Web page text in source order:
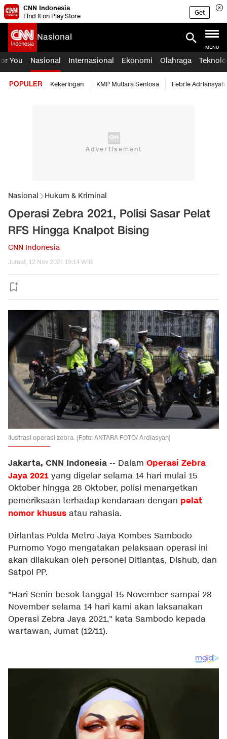
CNN Indonesia
Find it on Play Store
Get
Nasional
MENU
You Nasional Internasional Ekonomi Olahraga
POPULER Kekeringan KMP Mutiara Sentosa Febrie Adriansyah
Nasional Hukum & Kriminal
Operasi Zebra 2021, Polisi Sasar Pelat
RFS Hingga Knalpot Bising
CNN Indonesia
Jumat, 12 Nov 2021 19:14 WIB
Ilustrasi operasi zebra. (Foto: ANTARA FOTO/ Ardiasyah)
Jakarta, CNN Indonesia -- Dalam Operasi Zebra
Jaya 2021 yang digelar selama 14 hari mulai 15
Oktober hingga 28 Oktober, polisi menargetkan
pemeriksaan terhadap kendaraan dengan pelat
nomor khusus atau rahasia.
Dirlantas Polda Metro Jaya Kombes Sambodo
Purnomo Yogo mengatakan pelaksaan operasi ini
akan dilakukan oleh personel Ditlantas, Dishub, dan
Satpol PP.
"Hari Senin besok tanggal 15 November sampai 28
November selama 14 hari kami akan laksanakan
Operasi Zebra Jaya 2021," kata Sambodo kepada
wartawan, Jumat (12/11).